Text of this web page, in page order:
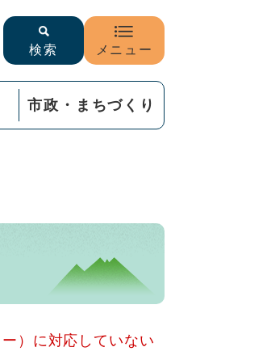
検索 メニュー
市政・まちづくり
）に対応していない